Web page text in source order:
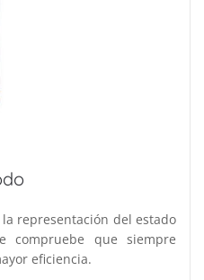
representación del estado
compruebe que siempre
eficiencia.